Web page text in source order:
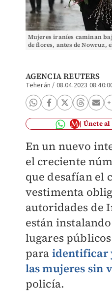
Mujeres iraníes caminan
de flores, antes de Nowruz,
AGENCIA REUTERS
Teherán / 08.04.2023
Únete
En un nuevo
el creciente
que desafían el
vestimenta
autoridades de
están
lugares
para identificar
las mujeres sin
policía.